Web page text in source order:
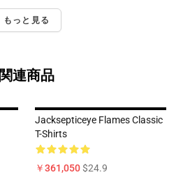
もっと見る
関連商品
Jacksepticeye Flames Classic
T-Shirts
￥361,050$24.9